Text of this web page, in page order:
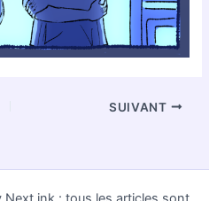
SUIVANT